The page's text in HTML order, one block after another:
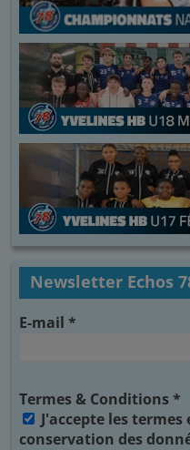
Newsletter Echos
E-mail*
Termes & Conditions*
J'accepte les
conservation des